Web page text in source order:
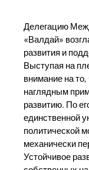
Делегацию
«Валдай»
развития и
Выступая на
внимание на
наглядным
развитию. По
единственной
политической
механически
Устойчивое